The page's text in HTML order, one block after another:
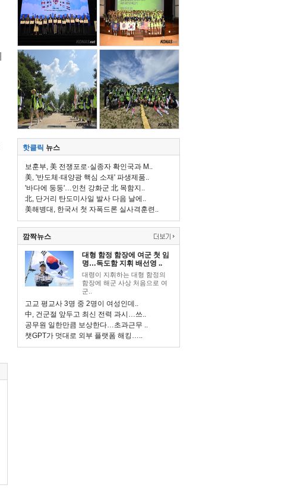
핫클릭 뉴스
보훈부, 美 전쟁포로·실종자 확인국과 M..
美, '반도체·태양광 핵심 소재' 파생제품..
'바다에 둥둥'…인천 강화군 北 목함지..
北, 단거리 탄도미사일 발사 다음 날에..
美해병대, 한국서 첫 자폭드론 실사격훈련..
깜짝뉴스
대형 함정 함장에 여군 첫 임
명…독도함 지휘 배선영 ..
대령이 지휘하는 대형 함정의
함장에 해군 사상 처음으로 여
군..
고교 평교사 3명 중 2명이 여성인데..
中, 건군절 앞두고 최신 전력 과시…쓰..
공무원 일한만큼 보상한다…초과근무 ..
챗GPT가 멋대로 외부 플랫폼 해킹…..